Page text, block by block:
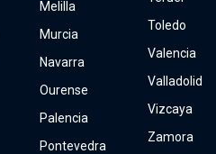
Melilla
Murcia
Navarra
Ourense
Palencia
Pontevedra
Toledo
Valencia
Valladolid
Vizcaya
Zamora